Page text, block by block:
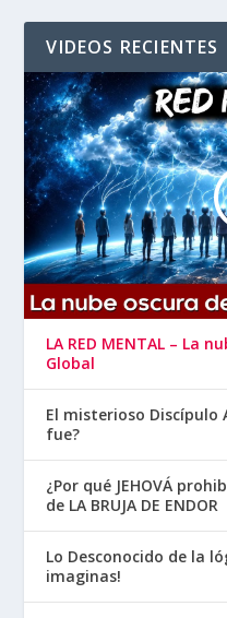
VIDEOS RECIENTES
LA RED MENTAL – La
Global
El misterioso Discípulo
fue?
¿Por qué JEHOVÁ
de LA BRUJA DE ENDOR
Lo Desconocido de la
imaginas!